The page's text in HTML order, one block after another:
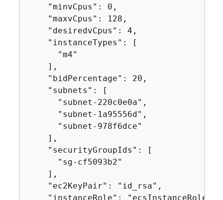
    "minvCpus": 0,
    "maxvCpus": 128,
    "desiredvCpus": 4,
    "instanceTypes": [
      "m4"
    ],
    "bidPercentage": 20,
    "subnets": [
      "subnet-220c0e0a",
      "subnet-1a95556d",
      "subnet-978f6dce"
    ],
    "securityGroupIds": [
      "sg-cf5093b2"
    ],
    "ec2KeyPair": "id_rsa",
    "instanceRole": "ecsInstanceRole",